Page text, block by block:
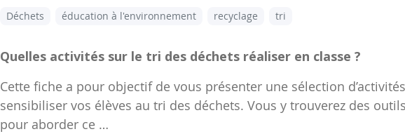
Déchets éducation à l'environnement recyclage tri
Quelles activités sur le tri des déchets réaliser en classe ?
Cette fiche a pour objectif de vous présenter une sélection
sensibiliser vos élèves au tri des déchets. Vous y trouverez des
pour aborder ce …